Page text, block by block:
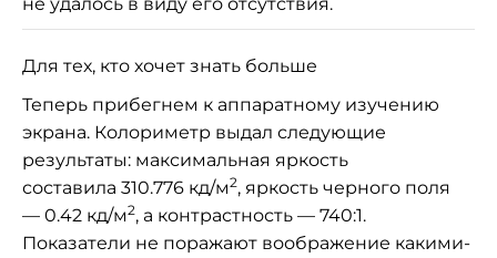
Для тех, кто хочет знать больше
Теперь прибегнем к аппаратному изучению
экрана. Колориметр выдал следующие
результаты: максимальная яркость
составила 310.776 кд/м2, яркость черного поля
— 0.42 кд/м2, а контрастность — 740:1.
Показатели не поражают воображение какими-